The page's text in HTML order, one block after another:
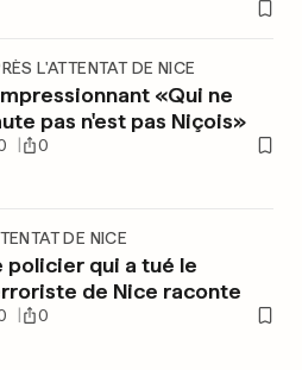
L'ATTENTAT DE NICE
«Qui ne
pas n'est pas Niçois»
0
DE NICE
policier qui a tué le
de Nice raconte
0